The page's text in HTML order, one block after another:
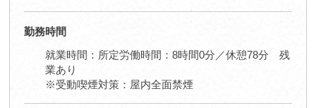
勤務時間
就業時間：所定労働時間：8時間0分／休憩78分 残
業あり
※受動喫煙対策：屋内全面禁煙